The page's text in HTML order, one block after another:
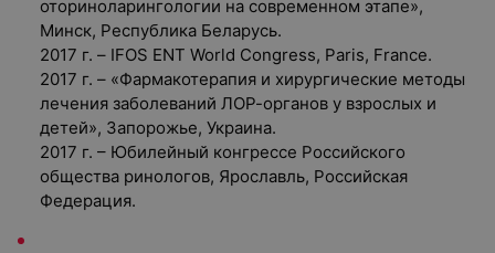
оториноларингологии на современном этапе»,
Минск, Республика Беларусь.
2017 г. – IFOS ENT World Congress, Paris, France.
2017 г. – «Фармакотерапия и хирургические методы
лечения заболеваний ЛОР-органов у взрослых и
детей», Запорожье, Украина.
2017 г. – Юбилейный конгрессе Российского
общества ринологов, Ярославль, Российская
Федерация.